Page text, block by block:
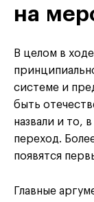
на
В целом в
системе и
быть
назвали и то,
переход.
появятся
Главные